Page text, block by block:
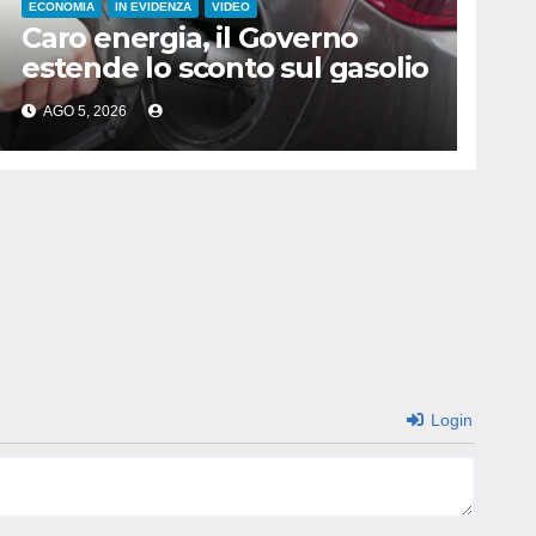
ECONOMIA IN EVIDENZA VIDEO
Caro energia, il Governo
estende lo sconto sul gasolio
AGO 5, 2026
Login